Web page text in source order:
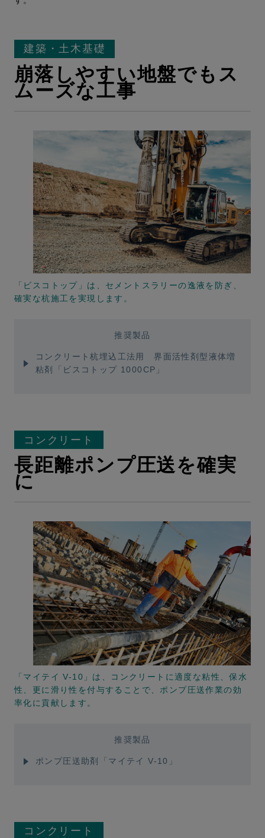
建築・土木基礎
崩落しやすい地盤でもス
ムーズな工事
「ビスコトップ」は、セメントスラリーの逸液を防ぎ、
確実な杭施工を実現します。
推奨製品
コンクリート杭埋込工法用 界面活性剤型液体増
粘剤「ビスコトップ 1000CP」
コンクリート
長距離ポンプ圧送を確実
に
「マイテイ V-10」は、コンクリートに適度な粘性、保水
性、更に滑り性を付与することで、ポンプ圧送作業の効
率化に貢献します。
推奨製品
ポンプ圧送助剤「マイテイ V-10」
コンクリート